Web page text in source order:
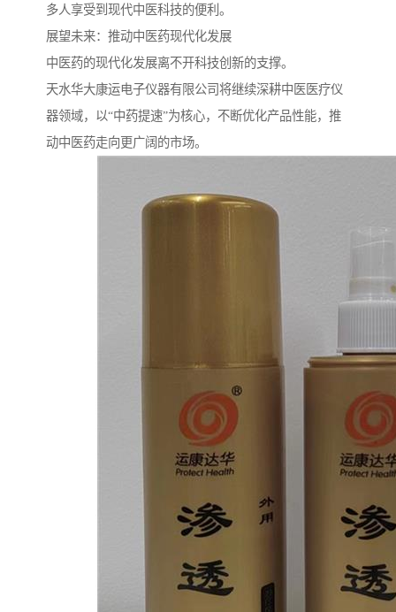
多人享受到现代中医科技的便利。
展望未来：推动中医药现代化发展
中医药的现代化发展离不开科技创新的支撑。
天水华大康运电子仪器有限公司将继续深耕中医医疗仪
器领域，以“中药提速”为核心，不断优化产品性能，推
动中医药走向更广阔的市场。